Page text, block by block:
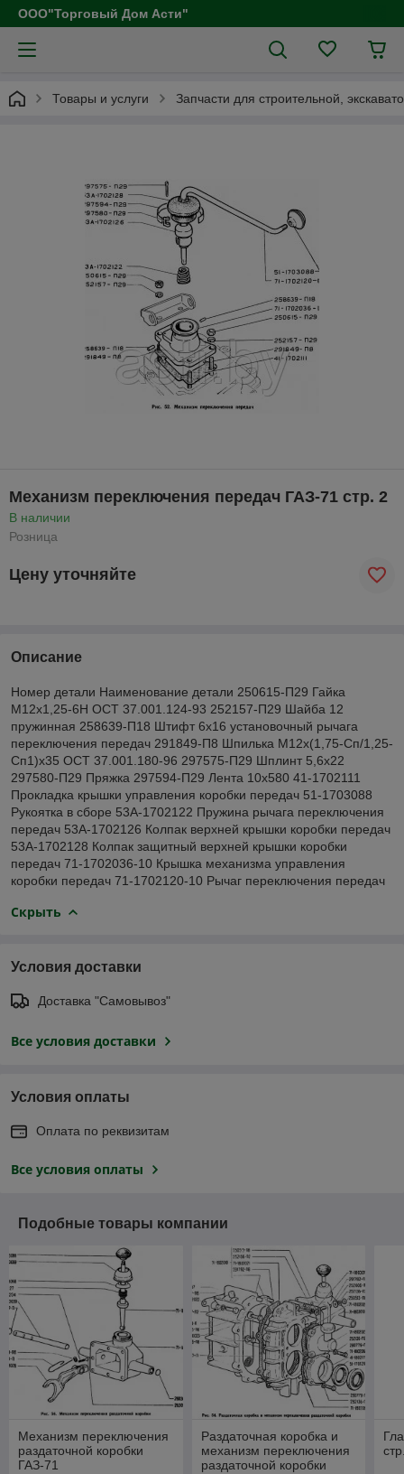
ООО"Торговый Дом Асти"
Товары и услуги Запчасти для строительной,
Механизм переключения передач ГАЗ-71 стр. 2
В наличии
Розница
Цену уточняйте
Описание
Номер детали Наименование детали 250615-П29 Гайка
М12х1,25-6Н ОСТ 37.001.124-93 252157-П29 Шайба 12
пружинная 258639-П18 Штифт 6х16 установочный рычага
переключения передач 291849-П8 Шпилька М12х(1,75-Сп/1,25-
Сп1)х35 ОСТ 37.001.180-96 297575-П29 Шплинт 5,6х22
297580-П29 Пряжка 297594-П29 Лента 10х580 41-1702111
Прокладка крышки управления коробки передач 51-1703088
Рукоятка в сборе 53А-1702122 Пружина рычага переключения
передач 53А-1702126 Колпак верхней крышки коробки передач
53А-1702128 Колпак защитный верхней крышки коробки
передач 71-1702036-10 Крышка механизма управления
коробки передач 71-1702120-10 Рычаг переключения передач
Скрыть
Условия доставки
Доставка "Самовывоз"
Все условия доставки
Условия оплаты
Оплата по реквизитам
Все условия оплаты
Подобные товары компании
Механизм переключения
раздаточной коробки
ГАЗ-71
Раздаточная коробка и
механизм переключения
раздаточной коробки